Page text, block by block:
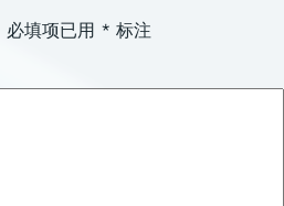
必填项已用 * 标注